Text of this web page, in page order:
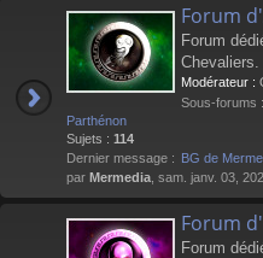
Forum
Forum
Chevaliers.
Modérateur :
Sous-forums :
Parthénon
Sujets : 114
Dernier message : BG de
par Mermedia , sam. janv. 03,
Forum
Forum